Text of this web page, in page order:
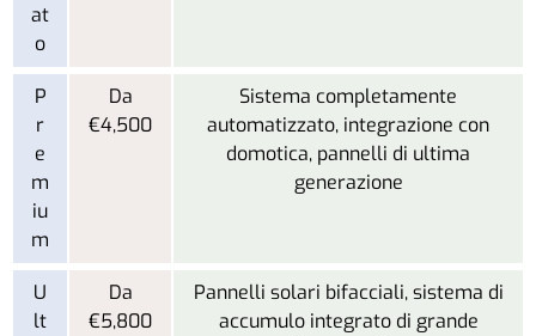
at
o
P
r
e
m
iu
m
Da
€4,500
Sistema completamente
automatizzato, integrazione con
domotica, pannelli di ultima
generazione
U
lt
Da
€5,800
Pannelli solari bifacciali, sistema di
accumulo integrato di grande